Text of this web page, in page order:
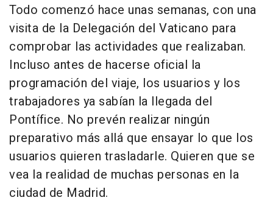
Todo comenzó hace unas semanas, con una
visita de la Delegación del Vaticano para
comprobar las actividades que realizaban.
Incluso antes de hacerse oficial la
programación del viaje, los usuarios y los
trabajadores ya sabían la llegada del
Pontífice. No prevén realizar ningún
preparativo más allá que ensayar lo que los
usuarios quieren trasladarle. Quieren que se
vea la realidad de muchas personas en la
ciudad de Madrid.